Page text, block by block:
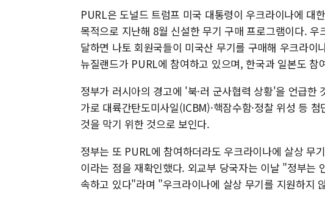
PURL은 도널드 트럼프 미국 대통령이 우크라이나에 대
목적으로 지난해 8월 신설한 무기 구매 프로그램이다.
달하면 나토 회원국들이 미국산 무기를 구매해 우크라
뉴질랜드가 PURL에 참여하고 있으며, 한국과 일본도 참
정부가 러시아의 경고에 '북·러 군사협력 상황'을 언급한
가로 대륙간탄도미사일(ICBM)·핵잠수함·정찰 위성 등
것을 막기 위한 것으로 보인다.
정부는 또 PURL에 참여하더라도 우크라이나에 살상 무
이라는 점을 재확인했다. 외교부 당국자는 이날 "정부는
속하고 있다"라며 "우크라이나에 살상 무기를 지원하지